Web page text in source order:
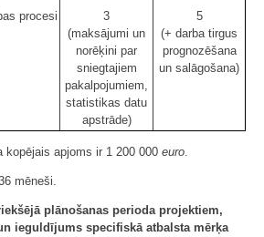
procesi
3
(maksājumi un
norēķini par
sniegtajiem
pakalpojumiem,
statistikas datu
apstrāde)
5
(+ darba tirgus
prognozēšana
un salāgošana)
kopējais apjoms ir 1 200 000 euro.
mēneši.
plānošanas perioda projektiem,
ieguldījums specifiskā atbalsta mērķa